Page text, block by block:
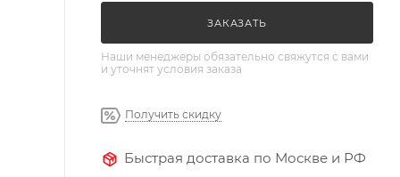
ЗАКАЗАТЬ
Наши менеджеры обязательно свяжутся с вами
и уточнят условия заказа
Получить скидку
Быстрая доставка по Москве и РФ